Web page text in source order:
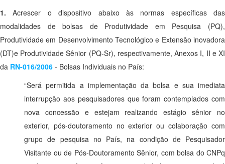
1.Acrescer o dispositivo abaixo às normas específicas das
modalidades de bolsas de Produtividade em Pesquisa (PQ),
Produtividade em Desenvolvimento Tecnológico e Extensão inovadora
(DT)e Produtividade Sênior (PQ-Sr), respectivamente, Anexos I, II e XI
da RN-016/2006 - Bolsas Individuais no País:
“Será permitida a implementação da bolsa e sua imediata
interrupção aos pesquisadores que foram contemplados com
nova concessão e estejam realizando estágio sênior no
exterior, pós-doutoramento no exterior ou colaboração com
grupo de pesquisa no País, na condição de Pesquisador
Visitante ou de Pós-Doutoramento Sênior, com bolsa do CNPq